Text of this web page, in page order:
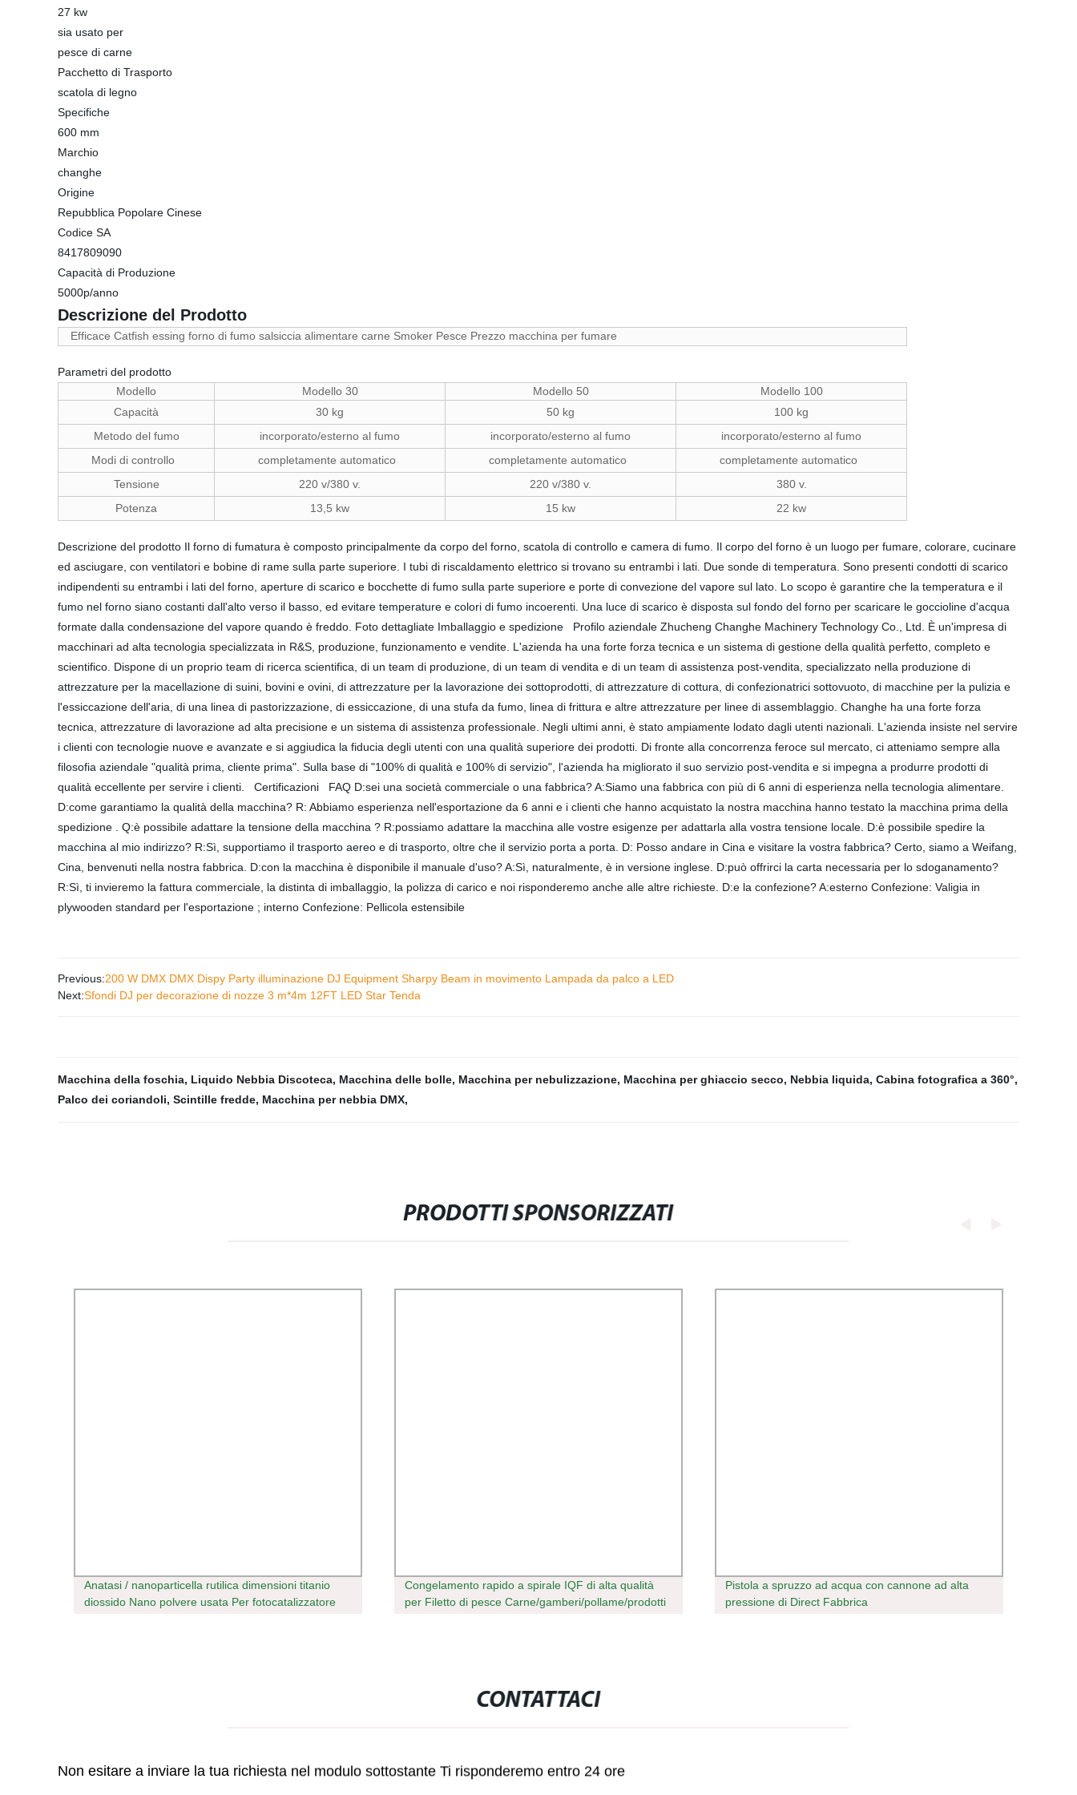
27 kw
sia usato per
pesce di carne
Pacchetto di Trasporto
scatola di legno
Specifiche
600 mm
Marchio
changhe
Origine
Repubblica Popolare Cinese
Codice SA
8417809090
Capacità di Produzione
5000p/anno
Descrizione del Prodotto
Efficace Catfish essing forno di fumo salsiccia alimentare carne Smoker Pesce Prezzo macchina per fumare
Parametri del prodotto
Modello
Modello 30 Modello 50
Modello 100
Capacità
30 kg 50 kg
100 kg
Metodo del fumo
incorporato/esterno al fumo incorporato/esterno al fumo
incorporato/esterno al fumo
Modi di controllo
completamente automatico completamente automatico
completamente automatico
Tensione
220 v/380 v. 220 v/380 v.
380 v.
Potenza
13,5 kw 15 kw 22 kw
Descrizione del prodotto Il forno di fumatura è composto principalmente da corpo del forno, scatola di controllo e camera di fumo. Il corpo del forno è un luogo per fumare, colorare, cucinare
ed asciugare, con ventilatori e bobine di rame sulla parte superiore. I tubi di riscaldamento elettrico si trovano su entrambi i lati. Due sonde di temperatura. Sono presenti condotti di scarico
indipendenti su entrambi i lati del forno, aperture di scarico e bocchette di fumo sulla parte superiore e porte di convezione del vapore sul lato. Lo scopo è garantire che la temperatura e il
fumo nel forno siano costanti dall'alto verso il basso, ed evitare temperature e colori di fumo incoerenti. Una luce di scarico è disposta sul fondo del forno per scaricare le goccioline d'acqua
formate dalla condensazione del vapore quando è freddo. Foto dettagliate Imballaggio e spedizione Profilo aziendale Zhucheng Changhe Machinery Technology Co., Ltd. È un'impresa di
macchinari ad alta tecnologia specializzata in R&S, produzione, funzionamento e vendite. L'azienda ha una forte forza tecnica e un sistema di gestione della qualità perfetto, completo e
scientifico. Dispone di un proprio team di ricerca scientifica, di un team di produzione, di un team di vendita e di un team di assistenza post-vendita, specializzato nella produzione di
attrezzature per la macellazione di suini, bovini e ovini, di attrezzature per la lavorazione dei sottoprodotti, di attrezzature di cottura, di confezionatrici sottovuoto, di macchine per la pulizia e
l'essiccazione dell'aria, di una linea di pastorizzazione, di essiccazione, di una stufa da fumo, linea di frittura e altre attrezzature per linee di assemblaggio. Changhe ha una forte forza
tecnica, attrezzature di lavorazione ad alta precisione e un sistema di assistenza professionale. Negli ultimi anni, è stato ampiamente lodato dagli utenti nazionali. L'azienda insiste nel servire
i clienti con tecnologie nuove e avanzate e si aggiudica la fiducia degli utenti con una qualità superiore dei prodotti. Di fronte alla concorrenza feroce sul mercato, ci atteniamo sempre alla
filosofia aziendale "qualità prima, cliente prima". Sulla base di "100% di qualità e 100% di servizio", l'azienda ha migliorato il suo servizio post-vendita e si impegna a produrre prodotti di
qualità eccellente per servire i clienti. Certificazioni FAQ D:sei una società commerciale o una fabbrica? A:Siamo una fabbrica con più di 6 anni di esperienza nella tecnologia alimentare.
D:come garantiamo la qualità della macchina? R: Abbiamo esperienza nell'esportazione da 6 anni e i clienti che hanno acquistato la nostra macchina hanno testato la macchina prima della
spedizione . Q:è possibile adattare la tensione della macchina ? R:possiamo adattare la macchina alle vostre esigenze per adattarla alla vostra tensione locale. D:è possibile spedire la
macchina al mio indirizzo? R:Sì, supportiamo il trasporto aereo e di trasporto, oltre che il servizio porta a porta. D: Posso andare in Cina e visitare la vostra fabbrica? Certo, siamo a Weifang,
Cina, benvenuti nella nostra fabbrica. D:con la macchina è disponibile il manuale d'uso? A:Sì, naturalmente, è in versione inglese. D:può offrirci la carta necessaria per lo sdoganamento?
R:Sì, ti invieremo la fattura commerciale, la distinta di imballaggio, la polizza di carico e noi risponderemo anche alle altre richieste. D:e la confezione? A:esterno Confezione: Valigia in
plywooden standard per l'esportazione ; interno Confezione: Pellicola estensibile
Previous:200 W DMX DMX Dispy Party illuminazione DJ Equipment Sharpy Beam in movimento Lampada da palco a LED
Next:Sfondi DJ per decorazione di nozze 3 m*4m 12FT LED Star Tenda
Macchina della foschia, Liquido Nebbia Discoteca, Macchina delle bolle, Macchina per nebulizzazione, Macchina per ghiaccio secco, Nebbia liquida, Cabina fotografica a 360°,
Palco dei coriandoli, Scintille fredde, Macchina per nebbia DMX,
PRODOTTI SPONSORIZZATI
Anatasi / nanoparticella rutilica dimensioni titanio
diossido Nano polvere usata Per fotocatalizzatore
Congelamento rapido a spirale IQF di alta qualità
per Filetto di pesce Carne/gamberi/pollame/prodotti
Pistola a spruzzo ad acqua con cannone ad alta
pressione di Direct Fabbrica
CONTATTACI
Non esitare a inviare la tua richiesta nel modulo sottostante Ti risponderemo entro 24 ore